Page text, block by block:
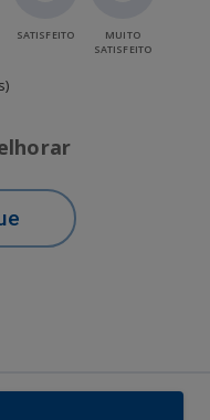
SATISFEITO
MUITO
SATISFEITO